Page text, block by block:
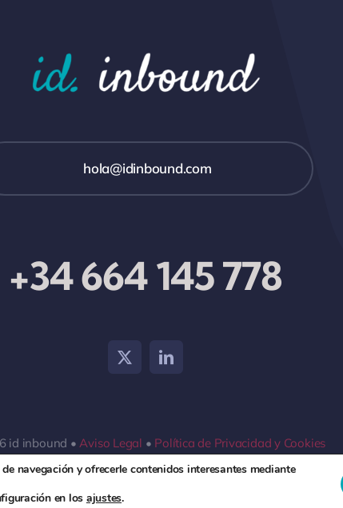
hola@idinbound.com
+34 664 145 778
id inbound •Aviso Legal • Política de Privacidad y Cookies
navegación y ofrecerle contenidos interesantes mediante
en los ajustes.